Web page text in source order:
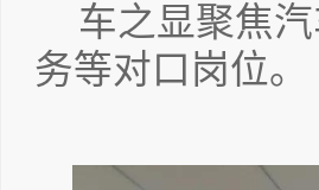
车之显聚焦
务等对口岗位。